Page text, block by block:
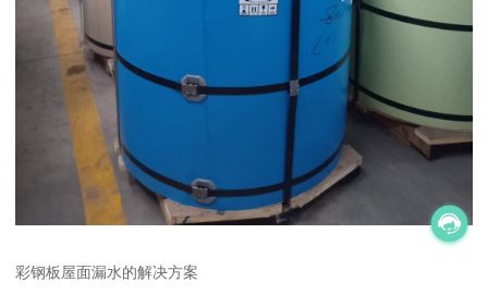
彩钢板屋面漏水的解决方案